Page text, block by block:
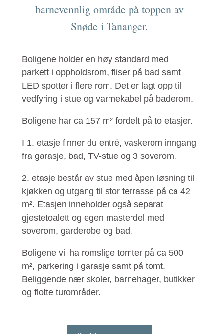
barnevennlig område på toppen av
Snøde i Tananger.
Boligene holder en høy standard med
parkett i oppholdsrom, fliser på bad samt
LED spotter i flere rom. Det er lagt opp til
vedfyring i stue og varmekabel på baderom.
Boligene har ca 157 m² fordelt på to etasjer.
I 1. etasje finner du entré, vaskerom inngang
fra garasje, bad, TV-stue og 3 soverom.
2. etasje består av stue med åpen løsning til
kjøkken og utgang til stor terrasse på ca 42
m². Etasjen inneholder også separat
gjestetoalett og egen masterdel med
soverom, garderobe og bad.
Boligene vil ha romslige tomter på ca 500
m², parkering i garasje samt på tomt.
Beliggende nær skoler, barnehager, butikker
og flotte turområder.